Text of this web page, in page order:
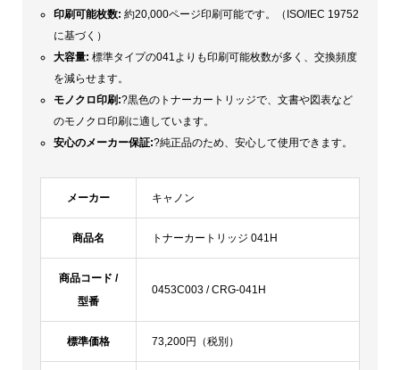
印刷可能枚数: 約20,000ページ印刷可能です。（ISO/IEC 19752
に基づく）
大容量:標準タイプの041よりも印刷可能枚数が多く、交換頻度
を減らせます。
モノクロ印刷:?黒色のトナーカートリッジで、文書や図表など
のモノクロ印刷に適しています。
安心のメーカー保証:?純正品のため、安心して使用できます。
メーカー キャノン
商品名 トナーカートリッジ 041H
商品コード /
型番
0453C003 / CRG-041H
標準価格 73,200円（税別）